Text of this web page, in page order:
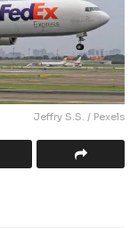
Jeffry S.S. / Pexels